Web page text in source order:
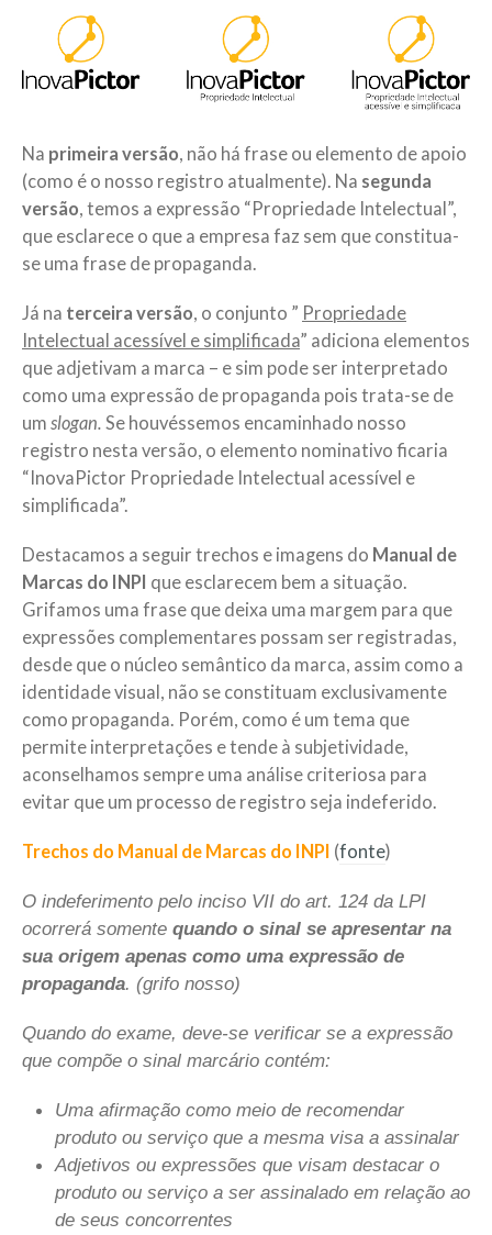
Na primeira versão, não há frase ou elemento de apoio
(como é o nosso registro atualmente). Na segunda
versão, temos a expressão “Propriedade Intelectual”,
que esclarece o que a empresa faz sem que constitua-
se uma frase de propaganda.
Já na terceira versão, o conjunto ” Propriedade
Intelectual acessível e simplificada” adiciona elementos
que adjetivam a marca – e sim pode ser interpretado
como uma expressão de propaganda pois trata-se de
um slogan. Se houvéssemos encaminhado nosso
registro nesta versão, o elemento nominativo ficaria
“InovaPictor Propriedade Intelectual acessível e
simplificada”.
Destacamos a seguir trechos e imagens do Manual de
Marcas do INPI que esclarecem bem a situação.
Grifamos uma frase que deixa uma margem para que
expressões complementares possam ser registradas,
desde que o núcleo semântico da marca, assim como a
identidade visual, não se constituam exclusivamente
como propaganda. Porém, como é um tema que
permite interpretações e tende à subjetividade,
aconselhamos sempre uma análise criteriosa para
evitar que um processo de registro seja indeferido.
Trechos do Manual de Marcas do INPI (fonte)
O indeferimento pelo inciso VII do art. 124 da LPI
ocorrerá somente quando o sinal se apresentar na
sua origem apenas como uma expressão de
propaganda. (grifo nosso)
Quando do exame, deve-se verificar se a expressão
que compõe o sinal marcário contém:
Uma afirmação como meio de recomendar
produto ou serviço que a mesma visa a assinalar
Adjetivos ou expressões que visam destacar o
produto ou serviço a ser assinalado em relação ao
de seus concorrentes